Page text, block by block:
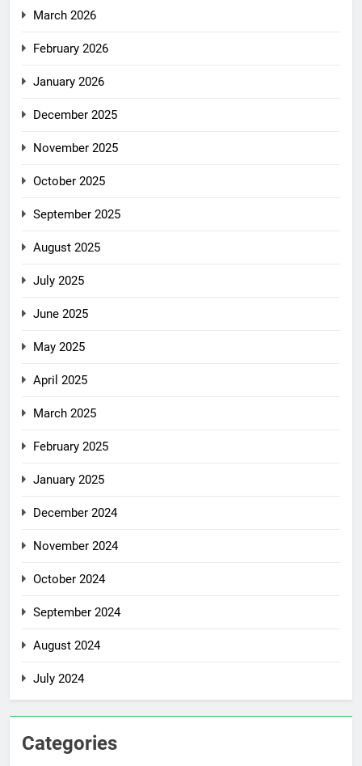
March 2026
February 2026
January 2026
December 2025
November 2025
October 2025
September 2025
August 2025
July 2025
June 2025
May 2025
April 2025
March 2025
February 2025
January 2025
December 2024
November 2024
October 2024
September 2024
August 2024
July 2024
Categories